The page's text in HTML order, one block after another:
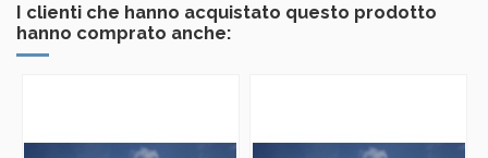
I clienti che hanno acquistato questo prodotto
hanno comprato anche: